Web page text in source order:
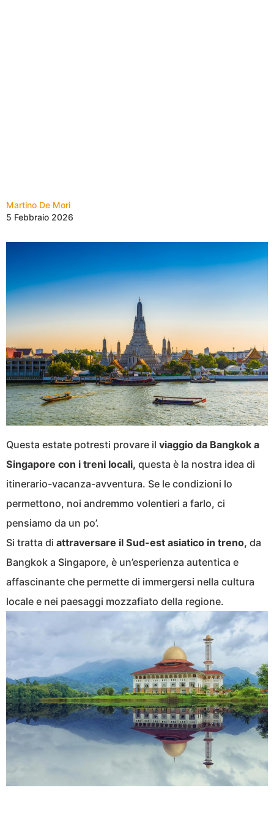
Martino De Mori
5 Febbraio 2026
Questa estate potresti provare il viaggio da Bangkok a
Singapore con i treni locali, questa è la nostra idea di
itinerario-vacanza-avventura. Se le condizioni lo
permettono, noi andremmo volentieri a farlo, ci
pensiamo da un po’.
Si tratta di attraversare il Sud-est asiatico in treno, da
Bangkok a Singapore, è un’esperienza autentica e
affascinante che permette di immergersi nella cultura
locale e nei paesaggi mozzafiato della regione.